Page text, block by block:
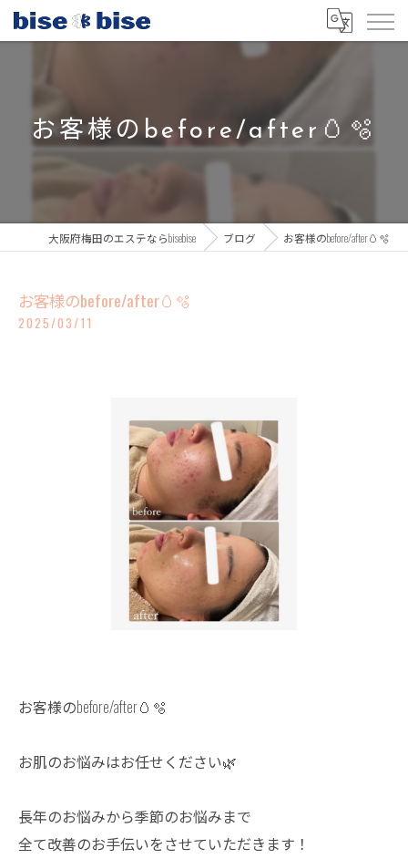
お客様のbefore/after🥚🫧
大阪府梅田のエステならbisebise ブログ お客様のbefore/after🥚🫧
お客様のbefore/after🥚🫧
2025/03/11
お客様のbefore/after🥚🫧
お肌のお悩みはお任せください🌿
長年のお悩みから季節のお悩みまで
全て改善のお手伝いをさせていただきます！